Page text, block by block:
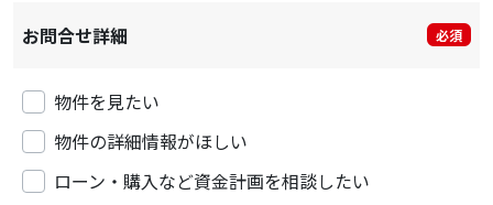
お問合せ詳細 必須
物件を見たい
物件の詳細情報がほしい
ローン・購入など資金計画を相談したい